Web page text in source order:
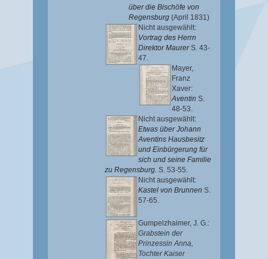
über die Bischöfe von
Regensburg (April 1831)
Nicht ausgewählt:
Vortrag des Herrn
Direktor MaurerS. 43-
47.
Mayer,
Franz
Xaver:
Aventin S.
48-53.
Nicht ausgewählt:
Etwas über Johann
Aventins Hausbesitz
und Einbürgerung für
sich und seine Familie
zu Regensburg. S. 53-55.
Nicht ausgewählt:
Kastel von Brunnen S.
57-65.
Gumpelzhaimer, J. G.:
Grabstein der
Prinzessin Anna,
Tochter Kaiser